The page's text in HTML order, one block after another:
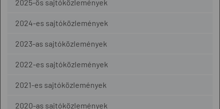
2025-ös sajtóközlemények
2024-es sajtóközlemények
2023-as sajtóközlemények
2022-es sajtóközlemények
2021-es sajtóközlemények
2020-as sajtóközlemények